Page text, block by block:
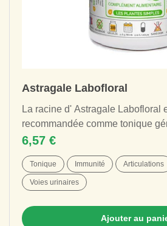
Astragale Labofloral
La racine d' Astragale Labofloral est particulièrement
recommandée comme tonique généra l et stimulant
du système immunitaire . Elle est
6,57 €
Tonique Immunité Articulations
Voies urinaires
Ajouter au